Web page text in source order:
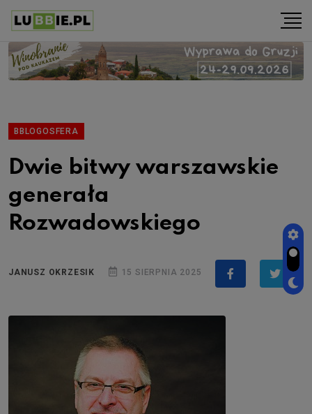
BBLOGOSFERA
Dwie bitwy warszawskie
generała
Rozwadowskiego
JANUSZ OKRZESIK 15 SIERPNIA 2025